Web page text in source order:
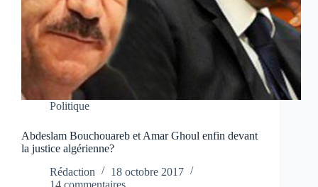
Politique
Abdeslam Bouchouareb et Amar Ghoul enfin devant
la justice algérienne?
Rédaction
18 octobre 2017
14 commentaires